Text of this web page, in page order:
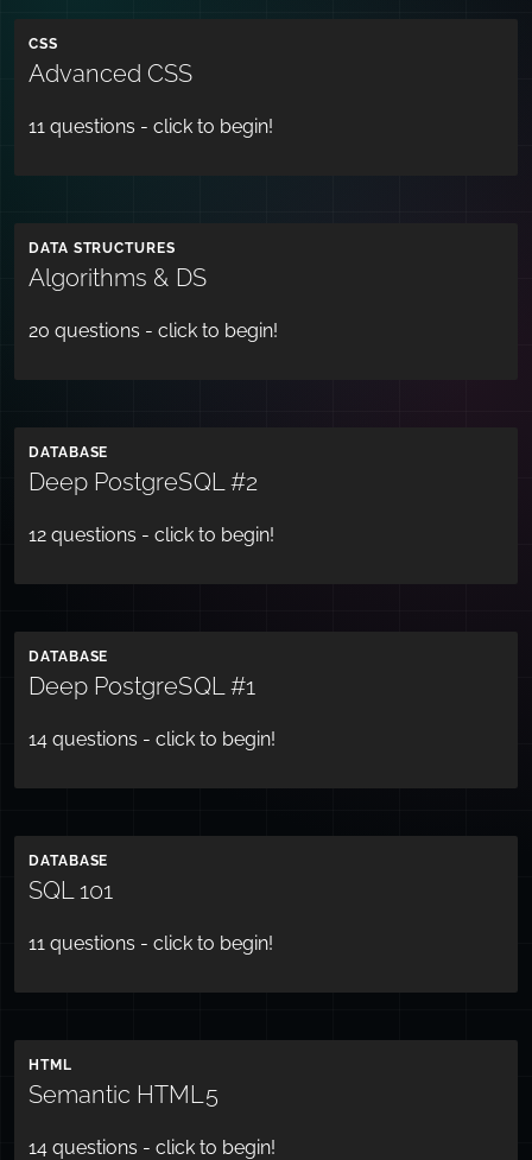
CSS
Advanced CSS
11 questions - click to begin!
DATA STRUCTURES
Algorithms & DS
20 questions - click to begin!
DATABASE
Deep PostgreSQL #2
12 questions - click to begin!
DATABASE
Deep PostgreSQL #1
14 questions - click to begin!
DATABASE
SQL 101
11 questions - click to begin!
HTML
Semantic HTML5
14 questions - click to begin!